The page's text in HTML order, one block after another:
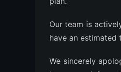
Our team is
have an estimated
We sincerely